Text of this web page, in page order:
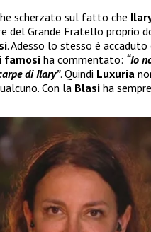
scherzato sul fatto che
del Grande Fratello proprio
. Adesso lo stesso è accaduto
famosiha commentato: “Io
di Ilary”. Quindi Luxuria
Con la Blasi ha